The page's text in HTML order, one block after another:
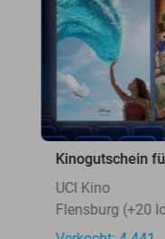
Kinogutschein
UCI Kino
Flensburg (+20